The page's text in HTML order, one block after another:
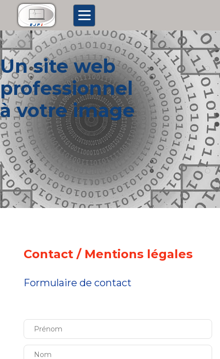
Un site web
professionnel
à votre image
Contact / Mentions légales
Formulaire de contact